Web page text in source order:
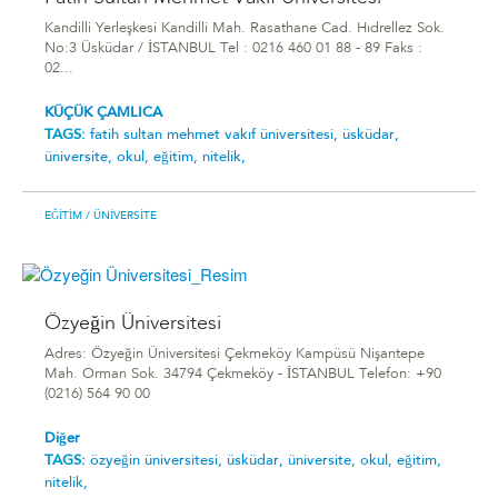
Kandilli Yerleşkesi Kandilli Mah. Rasathane Cad. Hıdrellez Sok.
No:3 Üsküdar / İSTANBUL Tel : 0216 460 01 88 - 89 Faks :
02...
KÜÇÜK ÇAMLICA
TAGS: fatih sultan mehmet vakıf üniversitesi, üsküdar,
üniversite, okul, eğitim, nitelik,
EĞITIM / ÜNIVERSITE
Özyeğin Üniversitesi
Adres: Özyeğin Üniversitesi Çekmeköy Kampüsü Nişantepe
Mah. Orman Sok. 34794 Çekmeköy - İSTANBUL Telefon: +90
(0216) 564 90 00
Diğer
TAGS: özyeğin üniversitesi, üsküdar, üniversite, okul, eğitim,
nitelik,